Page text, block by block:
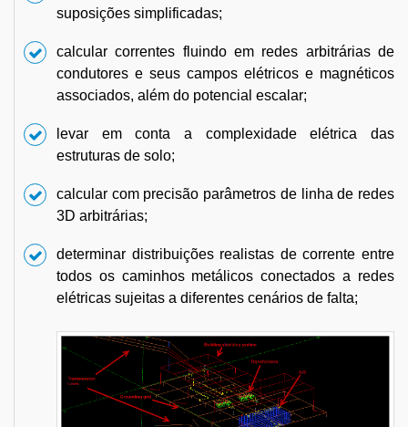
suposições simplificadas;
calcular correntes fluindo em redes arbitrárias de
condutores e seus campos elétricos e magnéticos
associados, além do potencial escalar;
levar em conta a complexidade elétrica das
estruturas de solo;
calcular com precisão parâmetros de linha de redes
3D arbitrárias;
determinar distribuições realistas de corrente entre
todos os caminhos metálicos conectados a redes
elétricas sujeitas a diferentes cenários de falta;